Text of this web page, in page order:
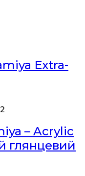
Extra-
– Acrylic
глянцевий